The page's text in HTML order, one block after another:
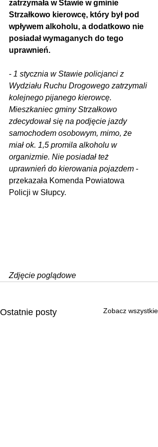
zatrzymała w Stawie w gminie
Strzałkowo kierowcę, który był pod
wpływem alkoholu, a dodatkowo nie
posiadał wymaganych do tego
uprawnień.
- 1 stycznia w Stawie policjanci z
Wydziału Ruchu Drogowego zatrzymali
kolejnego pijanego kierowcę.
Mieszkaniec gminy Strzałkowo
zdecydował się na podjęcie jazdy
samochodem osobowym, mimo, że
miał ok. 1,5 promila alkoholu w
organizmie. Nie posiadał też
uprawnień do kierowania pojazdem -
przekazała Komenda Powiatowa
Policji w Słupcy.
Zdjęcie poglądowe
Ostatnie posty Zobacz wszystkie